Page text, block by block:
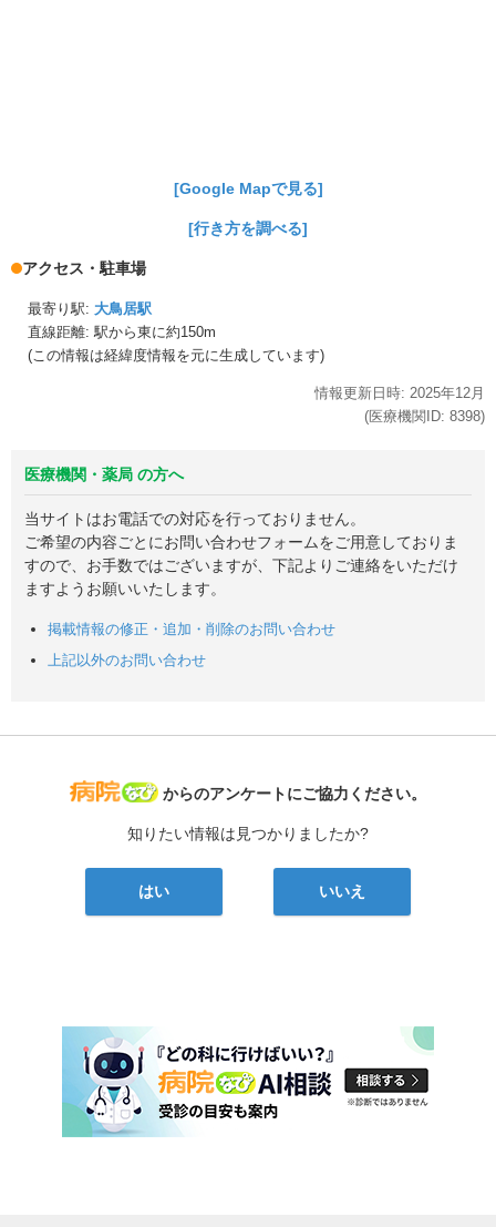
[Google Mapで見る]
[行き方を調べる]
アクセス・駐車場
最寄り駅: 大鳥居駅
直線距離: 駅から東に約150m
(この情報は経緯度情報を元に生成しています)
情報更新日時: 2025年12月
(医療機関ID: 8398)
医療機関・薬局 の方へ
当サイトはお電話での対応を行っておりません。
ご希望の内容ごとにお問い合わせフォームをご用意しておりま
すので、お手数ではございますが、下記よりご連絡をいただけ
ますようお願いいたします。
掲載情報の修正・追加・削除のお問い合わせ
上記以外のお問い合わせ
病院なび
からのアンケートにご協力ください。
知りたい情報は見つかりましたか?
はい いいえ